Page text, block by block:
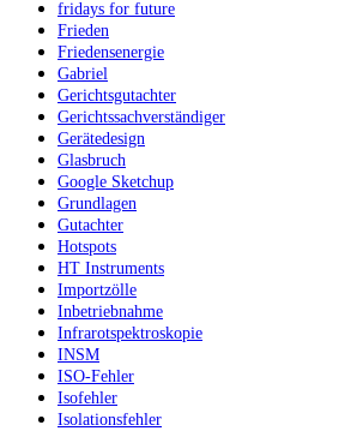
fridays for future
Frieden
Friedensenergie
Gabriel
Gerichtsgutachter
Gerichtssachverständiger
Gerätedesign
Glasbruch
Google Sketchup
Grundlagen
Gutachter
Hotspots
HT Instruments
Importzölle
Inbetriebnahme
Infrarotspektroskopie
INSM
ISO-Fehler
Isofehler
Isolationsfehler